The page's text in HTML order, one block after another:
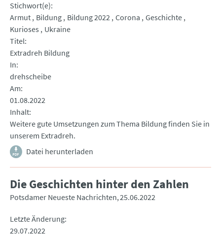
Stichwort(e)
Armut Bildung Bildung 2022 Corona Geschichte
Kurioses
Ukraine
Titel
Extradreh Bildung
In
drehscheibe
Am
01.08.2022
Inhalt
Weitere gute Umsetzungen zum Thema Bildung finden Sie in
unserem Extradreh.
Datei herunterladen
Die Geschichten hinter den Zahlen
Potsdamer Neueste Nachrichten 25.06.2022
Letzte Änderung
29.07.2022